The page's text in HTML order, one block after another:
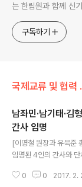
는 한림원과 함께 신
구독하기
국제
남좌민·남기태·김
간사 임명
[이명철 원장과 유욱준
임명된 4인의 간사와
이명철 원장, 유욱준 총
0 0 2017. 2.